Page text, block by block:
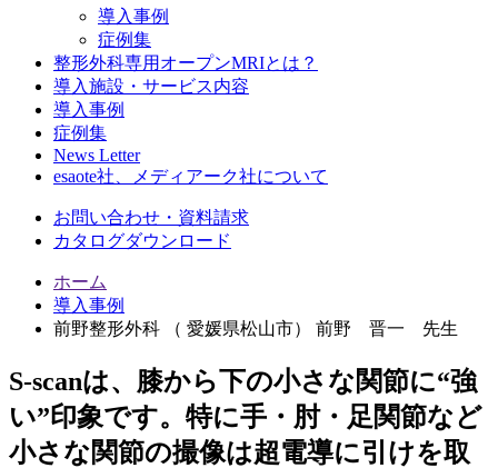
導入事例
症例集
整形外科専用オープンMRIとは？
導入施設・サービス内容
導入事例
症例集
News Letter
esaote社、メディアーク社について
お問い合わせ・資料請求
カタログダウンロード
ホーム
導入事例
前野整形外科 （ 愛媛県松山市） 前野 晋一 先生
S-scanは、膝から下の小さな関節に“強
い”印象です。特に手・肘・足関節など
小さな関節の撮像は超電導に引けを取